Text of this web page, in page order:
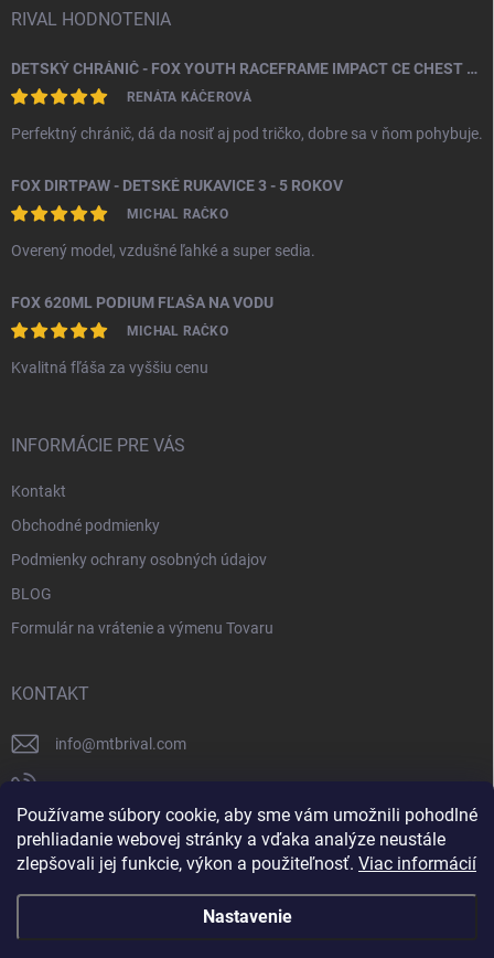
Používame súbory cookie, aby sme vám umožnili pohodlné
prehliadanie webovej stránky a vďaka analýze neustále
zlepšovali jej funkcie, výkon a použiteľnosť. Viac informácií
Nastavenie
RIVAL HODNOTENIA
DETSKÝ CHRÁNIČ - FOX YOUTH RACEFRAME IMPACT CE CHEST GUARD
RENÁTA KÁČEROVÁ
Perfektný chránič, dá da nosiť aj pod tričko, dobre sa v ňom pohybuje.
FOX DIRTPAW - DETSKÉ RUKAVICE 3 - 5 ROKOV
MICHAL RAČKO
Overený model, vzdušné ľahké a super sedia.
FOX 620ML PODIUM FĽAŠA NA VODU
MICHAL RAČKO
Kvalitná fľáša za vyššiu cenu
INFORMÁCIE PRE VÁS
Kontakt
Obchodné podmienky
Podmienky ochrany osobných údajov
BLOG
Formulár na vrátenie a výmenu Tovaru
KONTAKT
info@mtbrival.com
Náš Facebook
mtb_rival